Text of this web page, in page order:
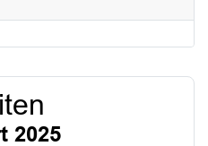
2025